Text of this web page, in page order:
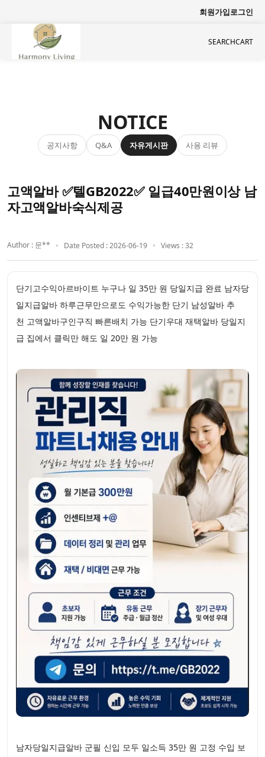
회원가입로그인
SEARCHCART
NOTICE
공지사항 Q&A 자유게시판 사용 리뷰
고액알바 ✅텔GB2022✅ 일급40만원이상 남
자고액알바숙식제공
Author : 문** Date Posted : 2026-06-19 Views : 32
단기고수익아르바이트 누구나 일 35만 원 당일지급 완료 남자당
일지급알바 하루근무만으로도 수익가능한 단기 남성알바 추
천 고액알바구인구직 빠른배치 가능 단기우대 재택알바 당일지
급 집에서 클릭만 해도 일 20만 원 가능
남자당일지급알바 군필 신입 모두 일소득 35만 원 고정 수입 보